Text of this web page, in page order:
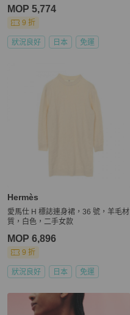
MOP 5,774
9 折
狀況良好 日本 免運
Hermès
愛馬仕 H 標誌連身裙，36 號，羊毛材
質，白色，二手女款
MOP 6,896
9 折
狀況良好 日本 免運